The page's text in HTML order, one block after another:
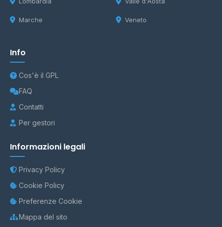
Marche Veneto
Info
Cos'è il GPL
FAQ
Contatti
Per gestori
Informazioni legali
Privacy Policy
Cookie Policy
Preferenze Cookie
Mappa del sito